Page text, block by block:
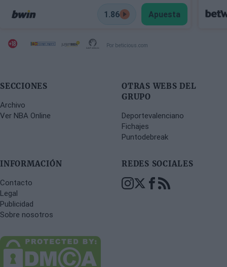
1.86 Apuesta
Por beticious.com
SECCIONES
Archivo
Ver NBA Online
OTRAS WEBS DEL
GRUPO
Deportevalenciano
Fichajes
Puntodebreak
INFORMACIÓN
Contacto
Legal
Publicidad
Sobre nosotros
REDES SOCIALES